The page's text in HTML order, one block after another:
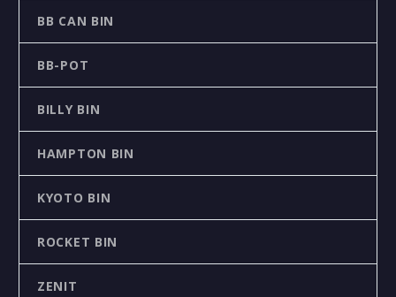
BB CAN BIN
BB-POT
BILLY BIN
HAMPTON BIN
KYOTO BIN
ROCKET BIN
ZENIT